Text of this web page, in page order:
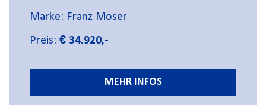
Marke: Franz Moser
Preis: € 34.920,-
MEHR INFOS